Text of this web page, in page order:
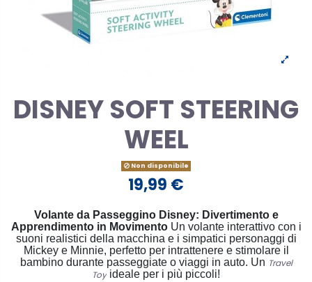
DISNEY SOFT STEERING
WEEL
Non disponibile
19,99 €
Volante da Passeggino Disney: Divertimento e
Apprendimento in MovimentoUn volante interattivo con i
suoni realistici della macchina e i simpatici personaggi di
Mickey e Minnie, perfetto per intrattenere e stimolare il
bambino durante passeggiate o viaggi in auto. Un Travel
Toy ideale per i più piccoli!